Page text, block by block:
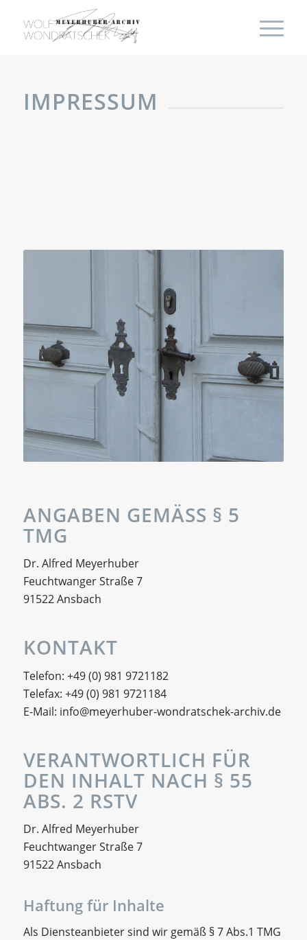
IMPRESSUM
ANGABEN GEMÄSS § 5 T
MG
Dr. Alfred Meyerhuber
Feuchtwanger Straße 7
91522 Ansbach
KONTAKT
Telefon: +49 (0) 981 9721182
Telefax: +49 (0) 981 9721184
E-Mail: info@meyerhuber-wondratschek-archiv.de
VERANTWORTLICH FÜR
DEN INHALT NACH § 55
ABS. 2 RSTV
Dr. Alfred Meyerhuber
Feuchtwanger Straße 7
91522 Ansbach
Haftung für Inhalte
Als Diensteanbieter sind wir gemäß § 7 Abs.1 TMG